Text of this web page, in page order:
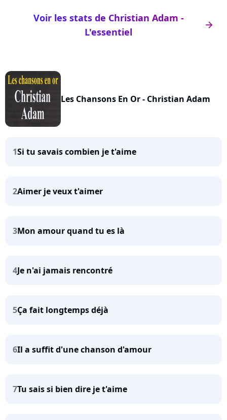
arrow_right
Voir les stats de Christian Adam -
L'essentiel
Les Chansons En Or - Christian Adam
1Si tu savais combien je t'aime
2Aimer je veux t'aimer
3Mon amour quand tu es là
4Je n'ai jamais rencontré
5Ça fait longtemps déjà
6Il a suffit d'une chanson d'amour
7Tu sais si bien dire je t'aime